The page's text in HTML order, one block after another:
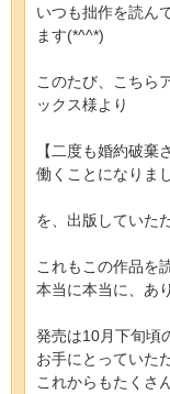
いつも拙作を読ん
ます(*^^*)
このたび、こちら
ックス様より
【二度も婚約破
働くことになりま
を、出版していた
これもこの作品を
本当に本当に、あ
発売は10月下旬頃
お手にとっていた
これからもたくさ